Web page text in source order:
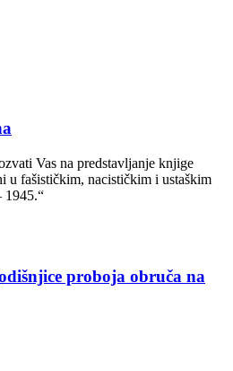
Vas na predstavljanje knjige
u fašističkim, nacističkim i ustaškim
1945.“
proboja obruča na